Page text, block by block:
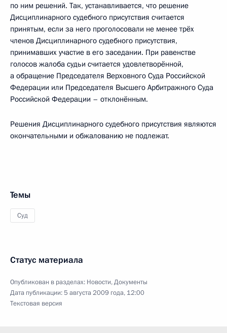
по ним решений. Так, устанавливается, что решение
Дисциплинарного судебного присутствия считается
принятым, если за него проголосовали не менее трёх
членов Дисциплинарного судебного присутствия,
принимавших участие в его заседании. При равенстве
голосов жалоба судьи считается удовлетворённой,
а обращение Председателя Верховного Суда Российской
Федерации или Председателя Высшего Арбитражного Суда
Российской Федерации – отклонённым.
Решения Дисциплинарного судебного присутствия являются
окончательными и обжалованию не подлежат.
Темы
Суд
Статус материала
Опубликован в разделах: Новости,Документы
Дата публикации:5 августа 2009 года, 12:00
Текстовая версия